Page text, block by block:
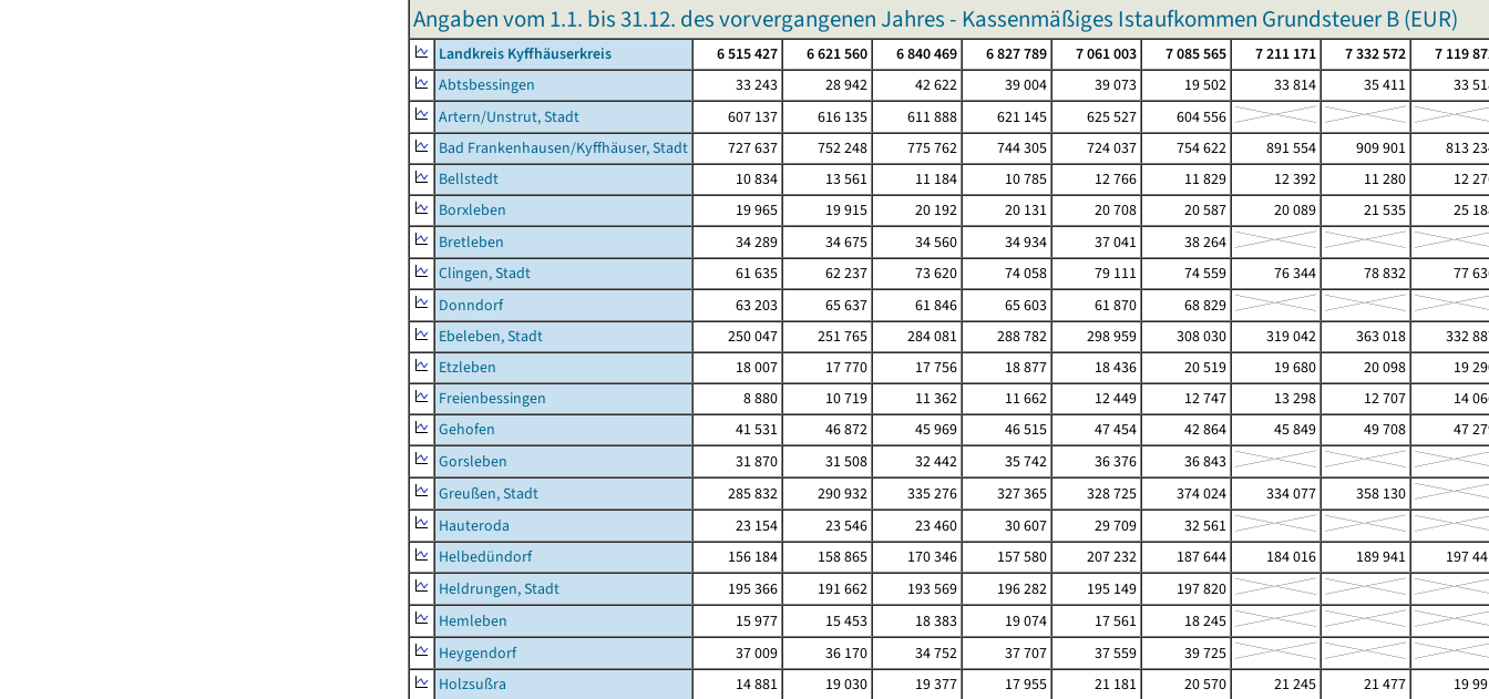
Angaben vom 1.1. bis 31.12. des vorvergangenen Jahres - Kassenmäßiges Istaufkommen Grundsteuer B (EUR)
Landkreis Kyffhäuserkreis 6 515 427 6 621 560 6 840 469 6 827 789 7 061 003 7 085 565 7 211 171 7 332 572
7 119
Abtsbessingen
33 243 28 942 42 622 39 004 39 073 19 502 33 814 35 411
33
Artern/Unstrut, Stadt
607 137 616 135 611 888 621 145 625 527
604 556
Bad Frankenhausen/Kyffhäuser, Stadt
727 637 752 248 775 762 744 305 724 037 754 622 891 554 909 901
813
Bellstedt
10 834 13 561 11 184 10 785 12 766 11 829 12 392 11 280
12
Borxleben
19 965 19 915 20 192 20 131 20 708 20 587 20 089 21 535
25
Bretleben
34 289 34 675 34 560 34 934 37 041
38 264
Clingen, Stadt
61 635 62 237 73 620 74 058 79 111 74 559 76 344 78 832
77
Donndorf
63 203 65 637 61 846 65 603 61 870
68 829
Ebeleben, Stadt
250 047 251 765 284 081 288 782 298 959 308 030 319 042 363 018
332
Etzleben
18 007 17 770 17 756 18 877 18 436 20 519 19 680 20 098
19
Freienbessingen
8 880 10 719 11 362 11 662 12 449 12 747 13 298 12 707
14
Gehofen
41 531 46 872 45 969 46 515 47 454 42 864 45 849 49 708
47
Gorsleben
31 870 31 508 32 442 35 742 36 376
36 843
Greußen, Stadt
285 832 290 932 335 276 327 365 328 725 374 024 334 077
358 130
Hauteroda
23 154 23 546 23 460 30 607 29 709
32 561
Helbedündorf
156 184 158 865 170 346 157 580 207 232 187 644 184 016 189 941
197
Heldrungen, Stadt
195 366 191 662 193 569 196 282 195 149
197 820
Hemleben
15 977 15 453 18 383 19 074 17 561
18 245
Heygendorf
37 009 36 170 34 752 37 707 37 559
39 725
Holzsußra
14 881 19 030 19 377 17 955 21 181 20 570 21 245 21 477
19